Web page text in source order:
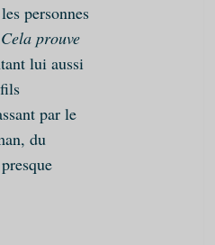
personnes
prouve
lui aussi
par le
du